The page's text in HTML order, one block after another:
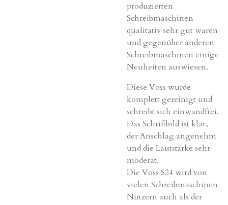
produzierten
Schreibmaschinen
qualitativ sehr gut waren
und gegenüber anderen
Schreibmaschinen einige
Neuheiten auswiesen.
Diese Voss wurde
komplettgereinigt und
schreibt sich einwandfrei.
Das Schriftbild ist klar,
der Anschlag angenehm
und die Lautstärke sehr
moderat.
Die Voss S24 wird von
vielen Schreibmaschinen
Nutzern auch als der